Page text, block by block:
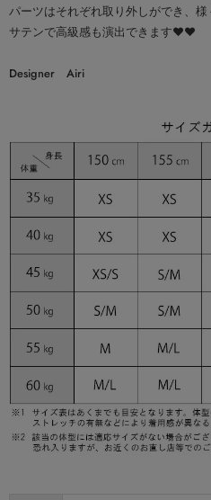
パーツはそれぞれ取り外しができ、
サテンで高級感も演出できます♥♥
Designer Airi